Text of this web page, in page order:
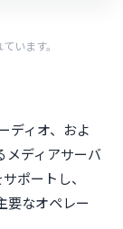
います。
ディオ、およ
メディアサーバ
ポートし、
要なオペレー